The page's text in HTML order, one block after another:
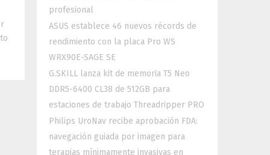
profesional
ASUS establece 46 nuevos récords de
rendimiento con la placa Pro WS
WRX90E-SAGE SE
G.SKILL lanza kit de memoria T5 Neo
DDR5-6400 CL38 de 512GB para
estaciones de trabajo Threadripper PRO
Philips UroNav recibe aprobación FDA:
navegación guiada por imagen para
terapias mínimamente invasivas en